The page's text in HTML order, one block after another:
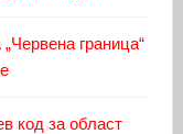
граница“
код за област